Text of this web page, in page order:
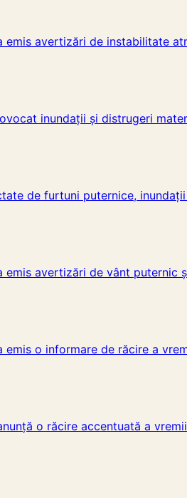
avertizări de instabilitate
inundații și distrugeri
de furtuni puternice,
avertizări de vânt puternic
o informare de răcire a
o răcire accentuată a